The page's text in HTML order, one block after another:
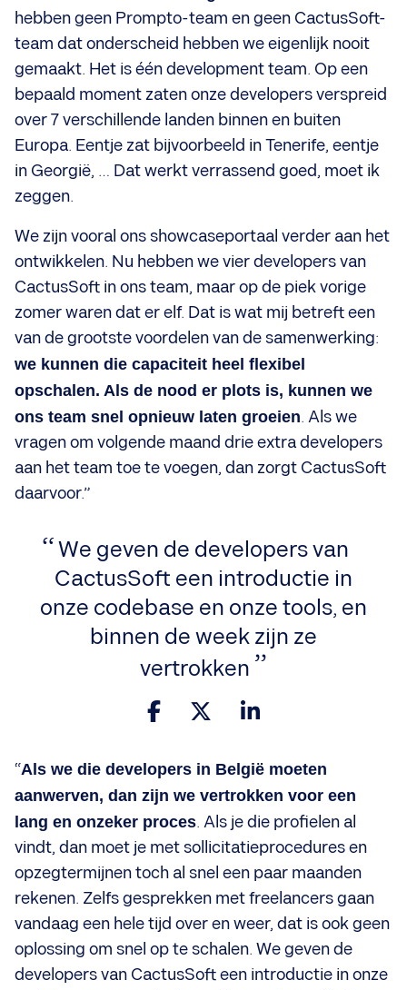
hebben geen Prompto-team en geen CactusSoft-
team dat onderscheid hebben we eigenlijk nooit
gemaakt. Het is één development team. Op een
bepaald moment zaten onze developers verspreid
over 7 verschillende landen binnen en buiten
Europa. Eentje zat bijvoorbeeld in Tenerife, eentje
in Georgië, … Dat werkt verrassend goed, moet ik
zeggen.
We zijn vooral ons showcaseportaal verder aan het
ontwikkelen. Nu hebben we vier developers van
CactusSoft in ons team, maar op de piek vorige
zomer waren dat er elf. Dat is wat mij betreft een
van de grootste voordelen van de samenwerking:
we kunnen die capaciteit heel flexibel
opschalen. Als de nood er plots is, kunnen we
ons team snel opnieuw laten groeien. Als we
vragen om volgende maand drie extra developers
aan het team toe te voegen, dan zorgt CactusSoft
daarvoor.”
We geven de developers van
CactusSoft een introductie in
onze codebase en onze tools, en
binnen de week zijn ze
vertrokken
“Als we die developers in België moeten
aanwerven, dan zijn we vertrokken voor een
lang en onzeker proces. Als je die profielen al
vindt, dan moet je met sollicitatieprocedures en
opzegtermijnen toch al snel een paar maanden
rekenen. Zelfs gesprekken met freelancers gaan
vandaag een hele tijd over en weer, dat is ook geen
oplossing om snel op te schalen. We geven de
developers van CactusSoft een introductie in onze